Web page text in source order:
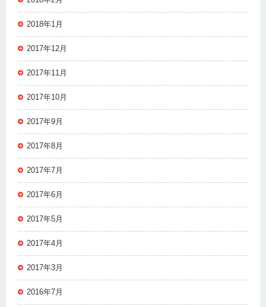
2018年1月
2017年12月
2017年11月
2017年10月
2017年9月
2017年8月
2017年7月
2017年6月
2017年5月
2017年4月
2017年3月
2016年7月